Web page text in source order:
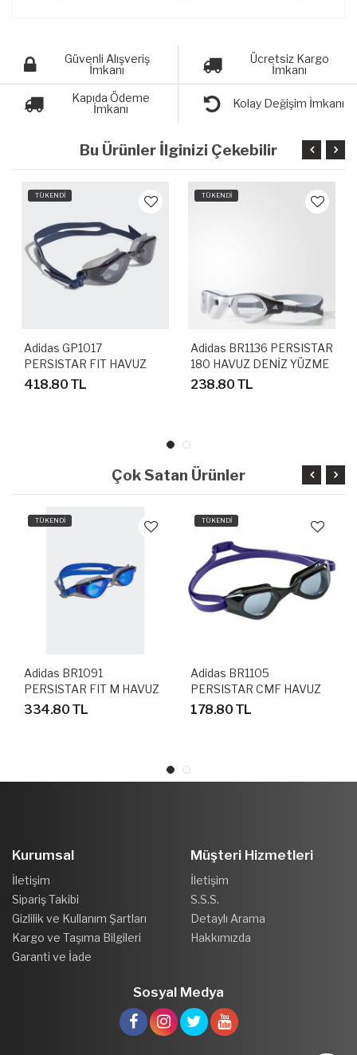
Güvenli Alışveriş
İmkanı
Ücretsiz Kargo
İmkanı
Kapıda Ödeme
İmkanı
Kolay Değişim İmkanı
Bu Ürünler İlginizi Çekebilir
TÜKENDİ
Adidas GP1017
PERSISTAR FIT HAVUZ
DENİZ YÜZÜCÜ GÖZLÜK
418.80 TL
TÜKENDİ
Adidas BR1136 PERSISTAR
180 HAVUZ DENİZ YÜZME
GÖZLÜĞÜ
238.80 TL
Çok Satan Ürünler
TÜKENDİ
Adidas BR1091
PERSISTAR FIT M HAVUZ
DENİZ YÜZME GÖZLÜĞÜ
334.80 TL
TÜKENDİ
Adidas BR1105
PERSISTAR CMF HAVUZ
DENİZ YÜZME GÖZLÜĞÜ
178.80 TL
Kurumsal
İletişim
Sipariş Takibi
Gizlilik ve Kullanım Şartları
Kargo ve Taşıma Bilgileri
Garanti ve İade
Müşteri Hizmetleri
İletişim
S.S.S.
Detaylı Arama
Hakkımızda
Sosyal Medya